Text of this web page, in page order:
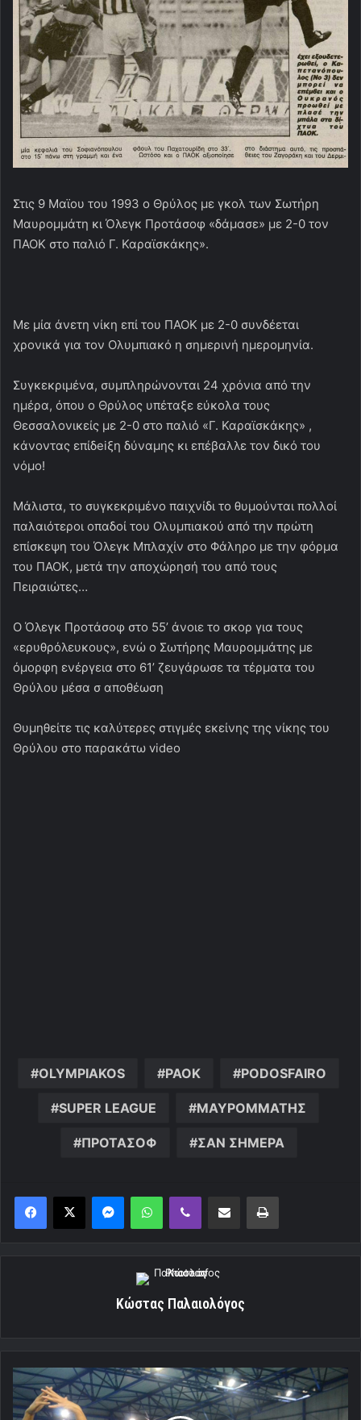
Στις 9 Μαϊου του 1993 ο Θρύλος με γκολ των Σωτήρη
Μαυρομμάτη κι Όλεγκ Προτάσοφ «δάμασε» με 2-0 τον
ΠΑΟΚ στο παλιό Γ. Καραϊσκάκης».
Με μία άνετη νίκη επί του ΠΑΟΚ με 2-0 συνδέεται
χρονικά για τον Ολυμπιακό η σημερινή ημερομηνία.
Συγκεκριμένα, συμπληρώνονται 24 χρόνια από την
ημέρα, όπου ο Θρύλος υπέταξε εύκολα τους
Θεσσαλονικείς με 2-0 στο παλιό «Γ. Καραϊσκάκης» ,
κάνοντας επίδeiξη δύναμης κι επέβαλλε τον δικό του
νόμο!
Μάλιστα, το συγκεκριμένο παιχνίδι το θυμούνται πολλοί
παλαιότεροι οπαδοί του Ολυμπιακού από την πρώτη
επίσκεψη του Όλεγκ Μπλαχίν στο Φάληρο με την φόρμα
του ΠΑΟΚ, μετά την αποχώρησή του από τους
Πειραιώτες…
Ο Όλεγκ Προτάσοφ στο 55’ άνοιε το σκορ για τους
«ερυθρόλευκους», ενώ ο Σωτήρης Μαυρομμάτης με
όμορφη ενέργεια στο 61’ ζευγάρωσε τα τέρματα του
Θρύλου μέσα σ αποθέωση
Θυμηθείτε τις καλύτερες στιγμές εκείνης της νίκης του
Θρύλου στο παρακάτω video
OLYMPIAKOS PAOK PODOSFAIRO
SUPER LEAGUE ΜΑΥΡΟΜΜΑΤΗΣ
ΠΡΟΤΑΣΟΦ ΣΑΝ ΣΗΜΕΡΑ
MessengerWhatsAppViber Κοινοποίηση μέσω ηλεκτρονικού ταχυδρομείουΕκτύπωση
Κώστας Παλαιολόγος
Θρύλε,
μόλις
άρχισες!